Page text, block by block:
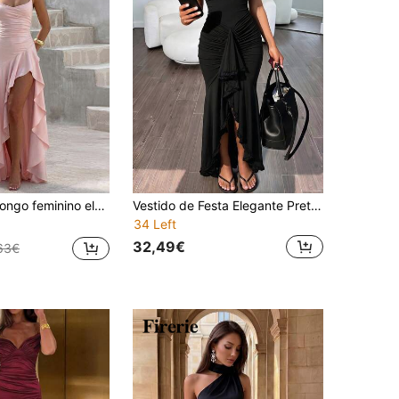
design drapeado com fenda assimétrica, tecido de malha sensual, vestido formal encantador.
Vestido de Festa Elegante Preto com Alças Finas, Franzido, Bainha com Folhos, Abertura Alta, Ajustado ao Corpo
34 Left
32,49€